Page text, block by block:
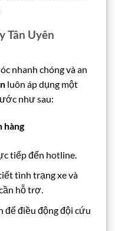
Tân Uyên
nhanh chóng và an
luôn áp dụng một
như sau:
hàng
tiếp đến hotline.
tình trạng xe và
hỗ trợ.
để điều động đội cứu